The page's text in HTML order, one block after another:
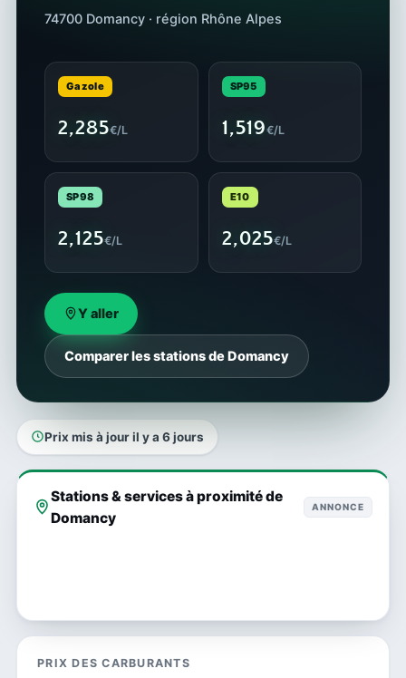
74700 Domancy · région Rhône Alpes
Gazole
2,285€/L
SP95
1,519€/L
SP98
2,125€/L
E10
2,025€/L
Y aller
Comparer les stations de Domancy
Prix mis à jour il y a 6 jours
Stations & services à proximité de
Domancy
ANNONCE
PRIX DES CARBURANTS